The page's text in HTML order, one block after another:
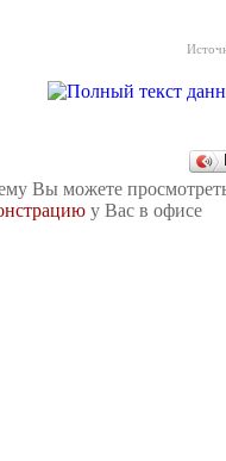
Вы можете
у Вас в офисе